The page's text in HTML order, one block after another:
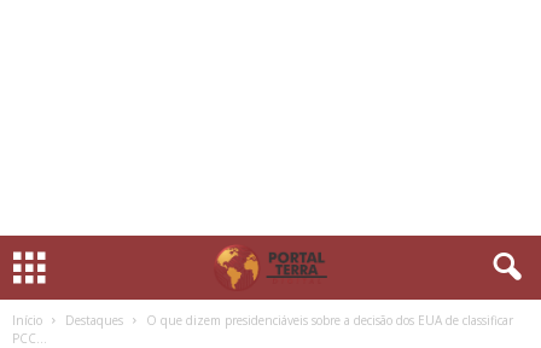
Início Destaques
O que dizem presidenciáveis sobre a decisão dos EUA de classificar
PCC...